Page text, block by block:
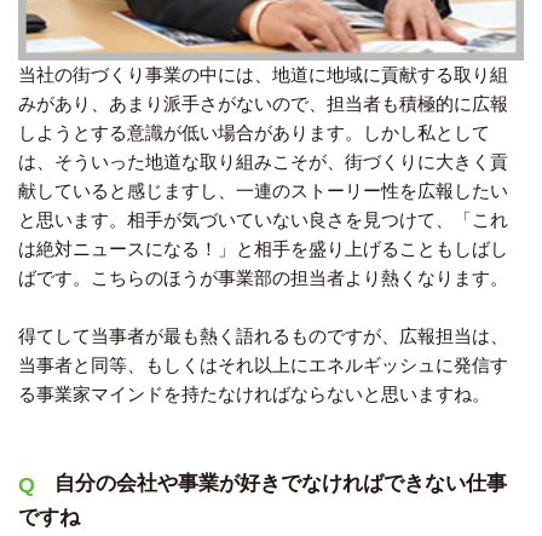
当社の街づくり事業の中には、地道に地域に貢献する取り組
みがあり、あまり派手さがないので、担当者も積極的に広報
しようとする意識が低い場合があります。しかし私として
は、そういった地道な取り組みこそが、街づくりに大きく貢
献していると感じますし、一連のストーリー性を広報したい
と思います。相手が気づいていない良さを見つけて、「これ
は絶対ニュースになる！」と相手を盛り上げることもしばし
ばです。こちらのほうが事業部の担当者より熱くなります。
得てして当事者が最も熱く語れるものですが、広報担当は、
当事者と同等、もしくはそれ以上にエネルギッシュに発信す
る事業家マインドを持たなければならないと思いますね。
自分の会社や事業が好きでなければできない仕事
ですね